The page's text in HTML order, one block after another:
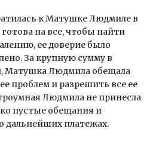
к Матушке Людмиле в
на все, чтобы найти
ее доверие было
За крупную сумму в
Матушка Людмила обещала
проблем и разрешить все ее
Людмила не принесла
пустые обещания и
дальнейших платежах.